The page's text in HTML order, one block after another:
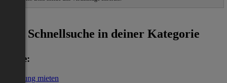
Schnellsuche in deiner Kategorie
Miete:
Wohnung mieten